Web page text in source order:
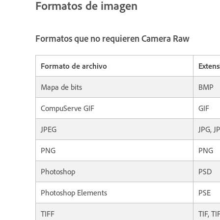
Formatos de imagen
Formatos que no requieren Camera Raw
Formato de archivo
Mapa de bits BMP
CompuServe GIF GIF
JPEG JPG,
PNG PNG
Photoshop PSD
Photoshop Elements PSE
TIFF TIF,